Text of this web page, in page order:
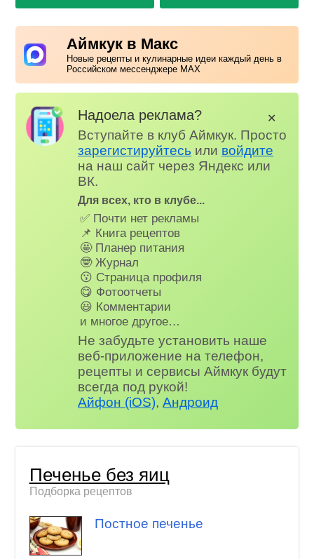
Аймкук в Макс
Новые рецепты и кулинарные идеи каждый день в
Российском мессенджере MAX
Надоела реклама?
Вступайте в клуб Аймкук. Просто
зарегистируйтесь или войдите
на наш сайт через Яндекс или
ВК.
Для всех, кто в клубе...
✅ Почти нет рекламы
📌 Книга рецептов
🤩 Планер питания
🤓 Журнал
😗 Страница профиля
😋 Фотоотчеты
😃 Комментарии
и многое другое…
Не забудьте установить наше
веб-приложение на телефон,
рецепты и сервисы Аймкук будут
всегда под рукой!
Айфон (iOS),Андроид
✕
Печенье без яиц
Подборка рецептов
Постное печенье